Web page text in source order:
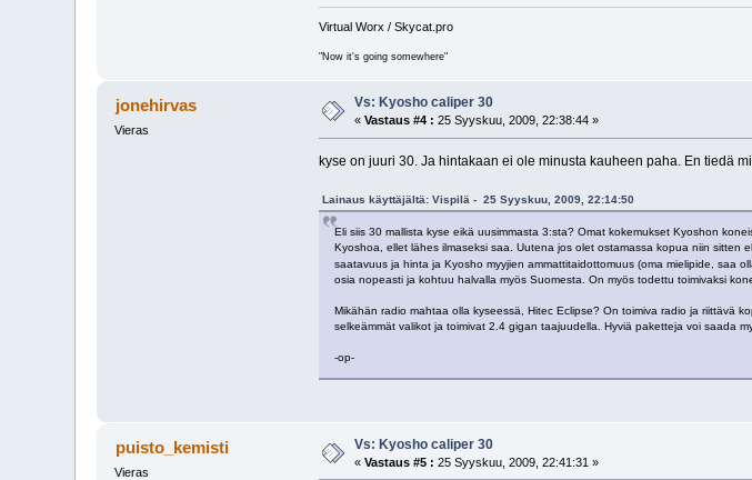
Virtual Worx / Skycat.pro
"Now it's going somewhere"
jonehirvas
Vieras
Vs: Kyosho caliper 30
«Vastaus #4 : 25 Syyskuu, 2009, 22:38:44 »
kyse on juuri 30. Ja hintakaan ei ole minusta kauheen paha. En tiedä
Lainaus käyttäjältä: Vispilä - 25 Syyskuu, 2009, 22:14:50
Eli siis 30 mallista kyse eikä uusimmasta 3:sta? Omat kokemukset Kyoshon
Kyoshoa, ellet lähes ilmaseksi saa. Uutena jos olet ostamassa kopua niin sitten
saatavuus ja hinta ja Kyosho myyjien ammattitaidottomuus (oma mielipide, saa
osia nopeasti ja kohtuu halvalla myös Suomesta. On myös todettu toimivaksi
Mikähän radio mahtaa olla kyseessä, Hitec Eclipse? On toimiva radio ja riittävä
selkeämmät valikot ja toimivat 2.4 gigan taajuudella. Hyviä paketteja voi saada
-op-
puisto_kemisti
Vieras
Vs: Kyosho caliper 30
«Vastaus #5 : 25 Syyskuu, 2009, 22:41:31 »